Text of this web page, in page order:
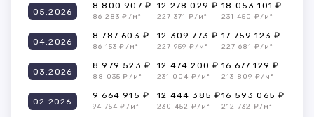
05.2026
8 800 907 ₽
86 283 ₽/м²
12 278 029 ₽
227 371 ₽/м²
18 053 101 ₽
231 450 ₽/м²
04.2026
8 787 603 ₽
86 153 ₽/м²
12 309 773 ₽
227 959 ₽/м²
17 759 123 ₽
227 681 ₽/м²
03.2026
8 979 523 ₽
88 035 ₽/м²
12 474 200 ₽
231 004 ₽/м²
16 677 129 ₽
213 809 ₽/м²
02.2026
9 664 915 ₽
94 754 ₽/м²
12 444 385 ₽
230 452 ₽/м²
16 593 065 ₽
212 732 ₽/м²